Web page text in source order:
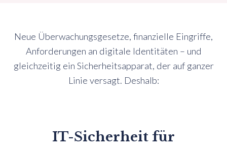
Neue Überwachungsgesetze, finanzielle Eingriffe,
Anforderungen an digitale Identitäten – und
gleichzeitig ein Sicherheitsapparat, der auf ganzer
Linie versagt. Deshalb:
IT-Sicherheit für